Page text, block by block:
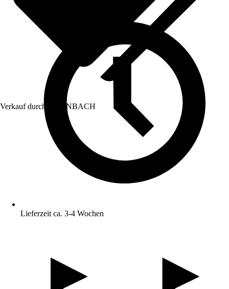
Verkauf durch: HORNBACH
Lieferzeit ca. 3-4 Wochen